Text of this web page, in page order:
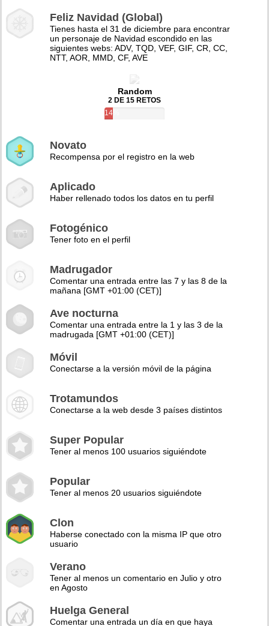
Feliz Navidad (Global)
Tienes hasta el 31 de diciembre para encontrar
un personaje de Navidad escondido en las
siguientes webs: ADV, TQD, VEF, GIF, CR, CC,
NTT, AOR, MMD, CF, AVE
Random
2 DE 15 RETOS
14%
Novato
Recompensa por el registro en la web
Aplicado
Haber rellenado todos los datos en tu perfil
Fotogénico
Tener foto en el perfil
Madrugador
Comentar una entrada entre las 7 y las 8 de la
mañana [GMT +01:00 (CET)]
Ave nocturna
Comentar una entrada entre la 1 y las 3 de la
madrugada [GMT +01:00 (CET)]
Móvil
Conectarse a la versión móvil de la página
Trotamundos
Conectarse a la web desde 3 países distintos
Super Popular
Tener al menos 100 usuarios siguiéndote
Popular
Tener al menos 20 usuarios siguiéndote
Clon
Haberse conectado con la misma IP que otro
usuario
Verano
Tener al menos un comentario en Julio y otro
en Agosto
Huelga General
Comentar una entrada un día en que haya